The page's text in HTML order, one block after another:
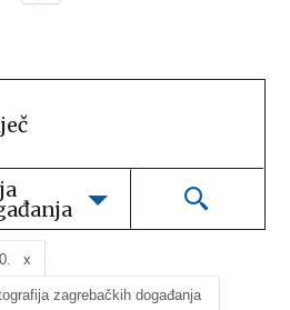
zagrebačkih događanja